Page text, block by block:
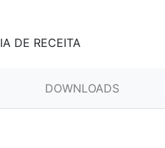
DE RECEITA
DOWNLOADS